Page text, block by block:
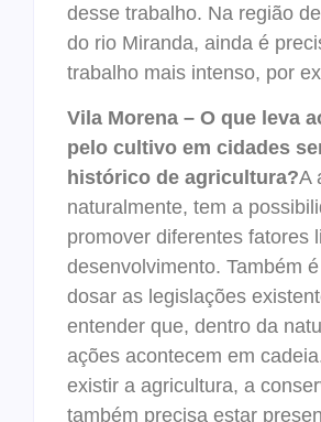
desse trabalho. Na região
do rio Miranda, ainda é
trabalho mais intenso, por
Vila Morena – O que leva
pelo cultivo em cidades
histórico de agricultura?A
naturalmente, tem a
promover diferentes fatores
desenvolvimento. Também
dosar as legislações
entender que, dentro da
ações acontecem em
existir a agricultura, a
também precisa estar